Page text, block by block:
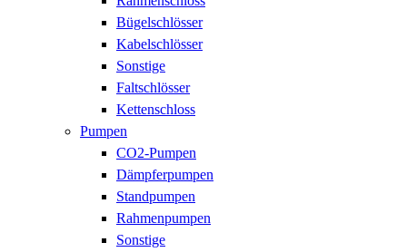
Bügelschlösser
Kabelschlösser
Sonstige
Faltschlösser
Kettenschloss
Pumpen
CO2-Pumpen
Dämpferpumpen
Standpumpen
Rahmenpumpen
Sonstige